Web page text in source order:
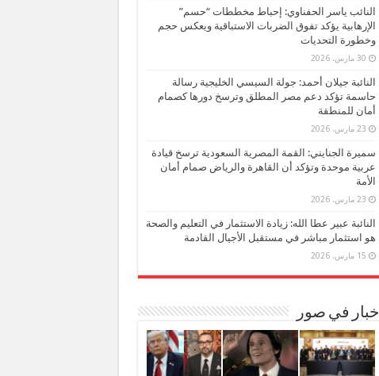
النائب ياسر الحفناوي: إحباط مخططات “حسم”
الإرهابية يؤكد تفوق الضربات الاستباقية ويعكس حجم
وخطورة التحديات
30 مارس، 2026
النائبة جيلان أحمد: جولة السيسي الخليجية رسالة
حاسمة تؤكد دعم مصر المطلق وترسخ دورها كصمام
أمان للمنطقة
23 مارس، 2026
سميرة الجنايني: القمة المصرية السعودية ترسخ قيادة
عربية موحدة وتؤكد أن القاهرة والرياض صمام أمان
الأمة
23 مارس، 2026
النائبة عبير عطا الله: زيادة الاستثمار في التعليم والصحة
هو استثمار مباشر في مستقبل الأجيال القادمة
15 مارس، 2026
اخبار في صور